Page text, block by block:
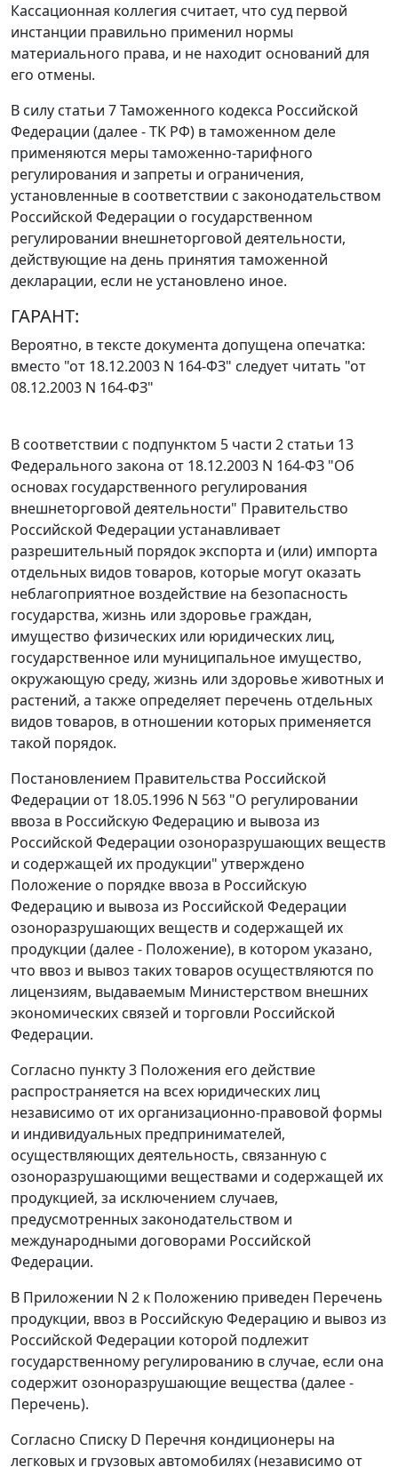
Кассационная коллегия считает, что суд первой
инстанции правильно применил нормы
материального права, и не находит оснований для
его отмены.
В силу статьи 7Таможенного кодекса Российской
Федерации (далее - ТК РФ) в таможенном деле
применяются меры таможенно-тарифного
регулирования и запреты и ограничения,
установленные в соответствии с законодательством
Российской Федерации о государственном
регулировании внешнеторговой деятельности,
действующие на день принятия таможенной
декларации, если не установлено иное.
ГАРАНТ:
Вероятно, в тексте документа допущена опечатка:
вместо "от 18.12.2003 N 164-ФЗ" следует читать "от
08.12.2003 N 164-ФЗ"
В соответствии с подпунктом 5 части 2 статьи 13
Федерального закона от 18.12.2003 N 164-ФЗ "Об
основах государственного регулирования
внешнеторговой деятельности" Правительство
Российской Федерации устанавливает
разрешительный порядок экспорта и (или) импорта
отдельных видов товаров, которые могут оказать
неблагоприятное воздействие на безопасность
государства, жизнь или здоровье граждан,
имущество физических или юридических лиц,
государственное или муниципальное имущество,
окружающую среду, жизнь или здоровье животных и
растений, а также определяет перечень отдельных
видов товаров, в отношении которых применяется
такой порядок.
Постановлением Правительства Российской
Федерации от 18.05.1996 N 563 "О регулировании
ввоза в Российскую Федерацию и вывоза из
Российской Федерации озоноразрушающих веществ
и содержащей их продукции" утверждено
Положение о порядке ввоза в Российскую
Федерацию и вывоза из Российской Федерации
озоноразрушающих веществ и содержащей их
продукции (далее - Положение), в котором указано,
что ввоз и вывоз таких товаров осуществляются по
лицензиям, выдаваемым Министерством внешних
экономических связей и торговли Российской
Федерации.
Согласно пункту 3 Положения его действие
распространяется на всех юридических лиц
независимо от их организационно-правовой формы
и индивидуальных предпринимателей,
осуществляющих деятельность, связанную с
озоноразрушающими веществами и содержащей их
продукцией, за исключением случаев,
предусмотренных законодательством и
международными договорами Российской
Федерации.
В Приложении N 2 к Положению приведен Перечень
продукции, ввоз в Российскую Федерацию и вывоз из
Российской Федерации которой подлежит
государственному регулированию в случае, если она
содержит озоноразрушающие вещества (далее -
Перечень).
Согласно Списку D Перечня кондиционеры на
легковых и грузовых автомобилях (независимо от